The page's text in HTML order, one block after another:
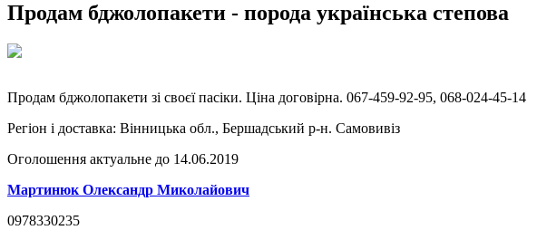
Продам бджолопакети - порода українська степова
Продам бджолопакети зі своєї пасіки. Ціна договірна. 067-459-92-95, 068-024-45-14
Регіон і доставка: Вінницька обл., Бершадський р-н. Самовивіз
Оголошення актуальне до 14.06.2019
Мартинюк Олександр Миколайович
0978330235